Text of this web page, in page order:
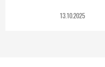
13.10.2025